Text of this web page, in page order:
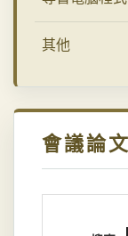
其他
會議論文